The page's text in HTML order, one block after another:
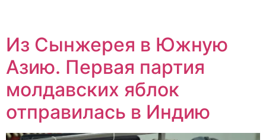
Из Сынжерея в Южную
Азию. Первая партия
молдавских яблок
отправилась в Индию